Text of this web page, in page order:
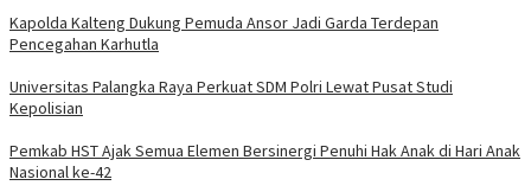
Kapolda Kalteng Dukung Pemuda Ansor Jadi Garda Terdepan
Pencegahan Karhutla
Universitas Palangka Raya Perkuat SDM Polri Lewat Pusat Studi
Kepolisian
Pemkab HST Ajak Semua Elemen Bersinergi Penuhi Hak Anak di Hari Anak
Nasional ke-42